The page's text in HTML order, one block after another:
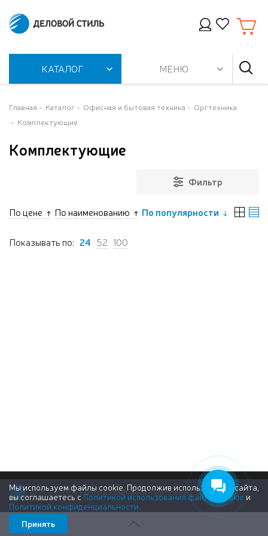
КАТАЛОГ МЕНЮ
Главная Каталог Офисная и бытовая техника
Оргтехника
Комплектующие
Комплектующие
Фильтр
По цене По наименованию По популярности
Показывать по: 24 52 100
© 2011-2026 Группа компаний «Деловой Стиль»
Мы используем файлы cookie. Продолжив использование сайта,
вы соглашаетесь с Политикой использования файлов cookie и
Политикой конфиденциальности
Принять